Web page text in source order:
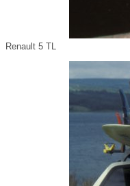
Renault 5 TL